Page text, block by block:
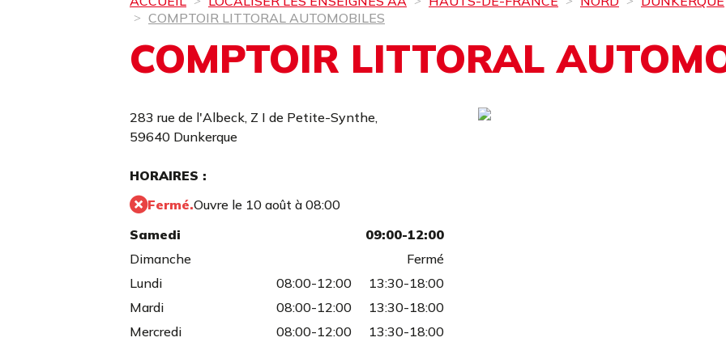
COMPTOIR LITTORAL AUTOMOBILES
COMPTOIR LITTORAL
283 rue de l'Albeck, Z I de Petite-Synthe,
59640 Dunkerque
HORAIRES :
Fermé.Ouvre le 10 août à 08:00
Samedi
09:00-12:00
Dimanche
Fermé
Lundi
08:00-12:00
13:30-18:00
Mardi
08:00-12:00
13:30-18:00
Mercredi
08:00-12:00
13:30-18:00